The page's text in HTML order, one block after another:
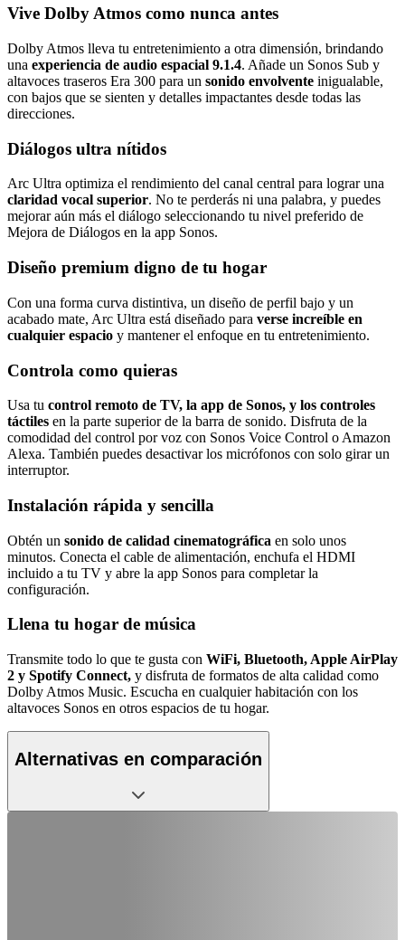
Vive Dolby Atmos como nunca antes
Dolby Atmos lleva tu entretenimiento a otra dimensión, brindando
una experiencia de audio espacial 9.1.4. Añade un Sonos Sub y
altavoces traseros Era 300 para un sonido envolvente inigualable,
con bajos que se sienten y detalles impactantes desde todas las
direcciones.
Diálogos ultra nítidos
Arc Ultra optimiza el rendimiento del canal central para lograr una
claridad vocal superior. No te perderás ni una palabra, y puedes
mejorar aún más el diálogo seleccionando tu nivel preferido de
Mejora de Diálogos en la app Sonos.
Diseño premium digno de tu hogar
Con una forma curva distintiva, un diseño de perfil bajo y un
acabado mate, Arc Ultra está diseñado para verse increíble en
cualquier espacio y mantener el enfoque en tu entretenimiento.
Controla como quieras
Usa tu control remoto de TV, la app de Sonos, y los controles
táctiles en la parte superior de la barra de sonido. Disfruta de la
comodidad del control por voz con Sonos Voice Control o Amazon
Alexa. También puedes desactivar los micrófonos con solo girar un
interruptor.
Instalación rápida y sencilla
Obtén un sonido de calidad cinematográfica en solo unos
minutos. Conecta el cable de alimentación, enchufa el HDMI
incluido a tu TV y abre la app Sonos para completar la
configuración.
Llena tu hogar de música
Transmite todo lo que te gusta con WiFi, Bluetooth, Apple AirPlay
2 y Spotify Connect, y disfruta de formatos de alta calidad como
Dolby Atmos Music. Escucha en cualquier habitación con los
altavoces Sonos en otros espacios de tu hogar.
Alternativas en comparación